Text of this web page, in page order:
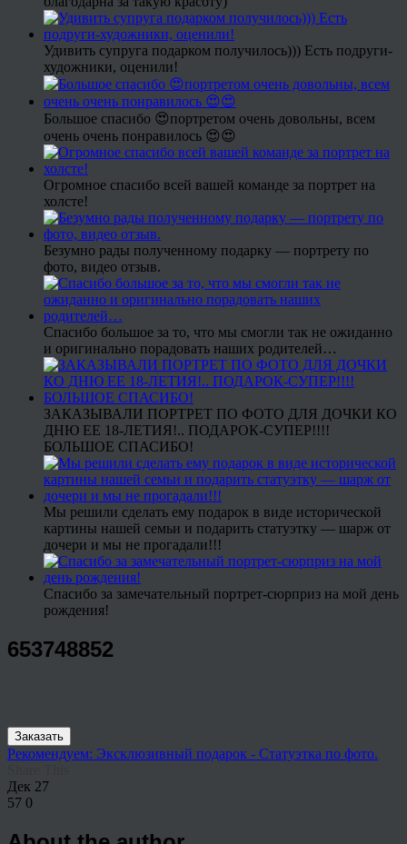
Удивить супруга подарком получилось))) Есть подруги-
художники, оценили!
Большое спасибо 😍портретом очень довольны, всем
очень очень понравилось 😍😍
Огромное спасибо всей вашей команде за портрет на
холсте!
Безумно рады полученному подарку — портрету по
фото, видео отзыв.
Спасибо большое за то, что мы смогли так не ожиданно
и оригинально порадовать наших родителей…
ЗАКАЗЫВАЛИ ПОРТРЕТ ПО ФОТО ДЛЯ ДОЧКИ КО
ДНЮ ЕЕ 18-ЛЕТИЯ!.. ПОДАРОК-СУПЕР!!!!
БОЛЬШОЕ СПАСИБО!
Мы решили сделать ему подарок в виде исторической
картины нашей семьи и подарить статуэтку — шарж от
дочери и мы не прогадали!!!
Спасибо за замечательный портрет-сюрприз на мой день
рождения!
653748852
Заказать
Рекомендуем: Эксклюзивный подарок - Статуэтка по фото.
Дек 27
57 0